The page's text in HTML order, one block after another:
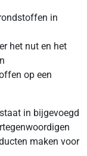
in
het nut en het
op een
in bijgevoegd
maken voor